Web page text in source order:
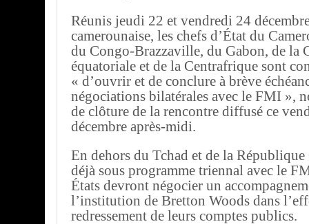
Réunis jeudi 22 et vendredi 24
camerounaise, les chefs d’État du
du Congo-Brazzaville, du Gabon, de la
équatoriale et de la Centrafrique sont
« d’ouvrir et de conclure à brève
négociations bilatérales avec le FMI »,
de clôture de la rencontre diffusé ce
décembre après-midi.
En dehors du Tchad et de la
déjà sous programme triennal avec le
États devront négocier un
l’institution de Bretton Woods dans
redressement de leurs comptes publics.